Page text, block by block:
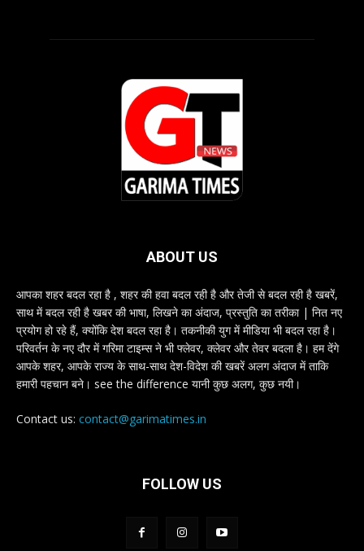
ABOUT US
आपका शहर बदल रहा है , शहर की हवा बदल रही है और तेजी से बदल रही है खबरें,
साथ में बदल रही है खबर की भाषा, लिखने का अंदाज, प्रस्तुति का तरीका | नित नए
प्रयोग हो रहे हैं, क्योंकि देश बदल रहा है। तकनीकी युग में मीडिया भी बदल रहा है।
परिवर्तन के नए दौर में गरिमा टाइम्स ने भी फ्लेवर, क्लेवर और तेवर बदला है। हम देंगे
आपके शहर, आपके राज्य के साथ-साथ देश-विदेश की खबरें अलग अंदाज में ताकि
हमारी पहचान बने। see the difference यानी कुछ अलग, कुछ नयी।
Contact us: contact@garimatimes.in
FOLLOW US